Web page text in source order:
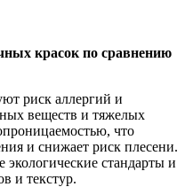
красок по сравнению
риск аллергий и
веществ и тяжелых
что
и снижает риск плесени.
экологические стандарты и
и текстур.